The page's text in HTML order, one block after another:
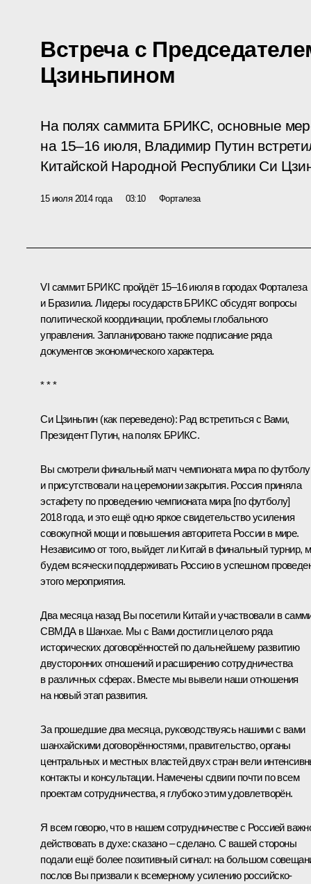
Встреча с
Цзиньпином
На полях саммита БРИКС, основные
на 15–16 июля, Владимир Путин
Китайской Народной Республики Си
15 июля 2014 года 03:10 Форталеза
VI саммитБРИКС пройдёт 15–16 июля в городах Форталеза
и Бразилиа. Лидеры государств БРИКС обсудят вопросы
политической координации, проблемы глобального
управления. Запланировано также подписание ряда
документов экономического характера.
* * *
Си Цзиньпин(как переведено): Рад встретиться с Вами,
Президент Путин, на полях БРИКС.
Вы смотрели финальный матч чемпионата мира по футболу
и присутствовали на церемонии закрытия. Россия приняла
эстафету по проведению чемпионата мира [по футболу]
2018 года, и это ещё одно яркое свидетельство усиления
совокупной мощи и повышения авторитета России в мире.
Независимо от того, выйдет ли Китай в финальный турнир,
будем всячески поддерживать Россию в успешном
этого мероприятия.
Два месяца назад Вы посетили Китайи участвовали в
СВМДА в Шанхае. Мы с Вами достигли целого ряда
исторических договорённостей по дальнейшему развитию
двусторонних отношений и расширению сотрудничества
в различных сферах. Вместе мы вывели наши отношения
на новый этап развития.
За прошедшие два месяца, руководствуясь нашими с вами
шанхайскими договорённостями, правительство, органы
центральных и местных властей двух стран вели
контакты и консультации. Намечены сдвиги почти по всем
проектам сотрудничества, я глубоко этим удовлетворён.
Я всем говорю, что в нашем сотрудничестве с Россией
действовать в духе: сказано – сделано. С вашей стороны
подали ещё более позитивный сигнал: на большом
пословВы призвали к всемерному усилению российско-